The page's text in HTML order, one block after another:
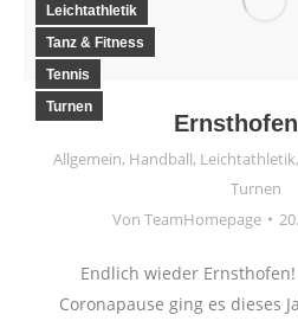
Allgemein, Handball, Leichtathletik,
Turnen
Von TeamHomepage
Leichtathletik
Tanz & Fitness
Tennis
Turnen
Endlich wieder
Coronapause ging es dieses